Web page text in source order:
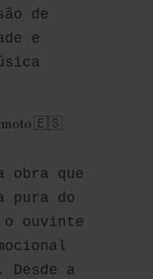
de
e
🇪🇸
obra que
pura do
o ouvinte
a